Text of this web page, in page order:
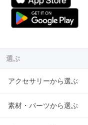
選ぶ
アクセサリーから選ぶ
素材・パーツから選ぶ